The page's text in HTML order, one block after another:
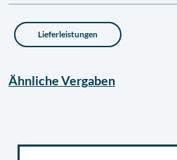
Lieferleistungen
ÄhnlicheVergaben